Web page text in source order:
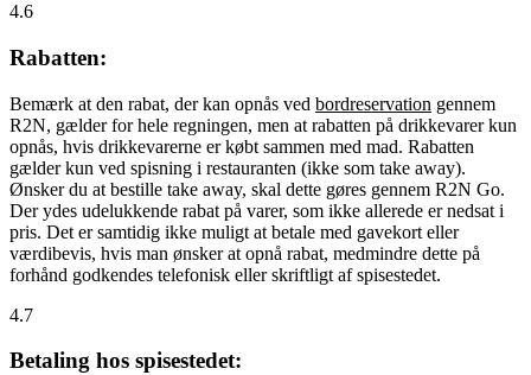
4.6
Rabatten:
Bemærk at den rabat, der kan opnås ved bordreservation gennem
R2N, gælder for hele regningen, men at rabatten på drikkevarer kun
opnås, hvis drikkevarerne er købt sammen med mad. Rabatten
gælder kun ved spisning i restauranten (ikke som take away).
Ønsker du at bestille take away, skal dette gøres gennem R2N Go.
Der ydes udelukkende rabat på varer, som ikke allerede er nedsat i
pris. Det er samtidig ikke muligt at betale med gavekort eller
værdibevis, hvis man ønsker at opnå rabat, medmindre dette på
forhånd godkendes telefonisk eller skriftligt af spisestedet.
4.7
Betaling hos spisestedet: